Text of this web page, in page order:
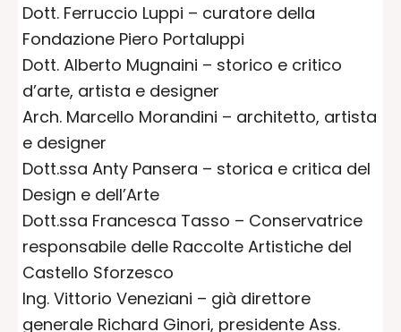
Dott. Ferruccio Luppi – curatore della
Fondazione Piero Portaluppi
Dott. Alberto Mugnaini – storico e critico
d’arte, artista e designer
Arch. Marcello Morandini – architetto, artista
e designer
Dott.ssa Anty Pansera – storica e critica del
Design e dell’Arte
Dott.ssa Francesca Tasso – Conservatrice
responsabile delle Raccolte Artistiche del
Castello Sforzesco
Ing. Vittorio Veneziani – già direttore
generale Richard Ginori, presidente Ass.